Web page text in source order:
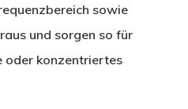
sowie
und sorgen so für
oder konzentriertes